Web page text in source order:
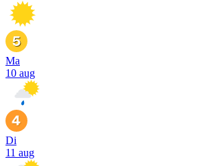
Ma
10 aug
Di
11 aug